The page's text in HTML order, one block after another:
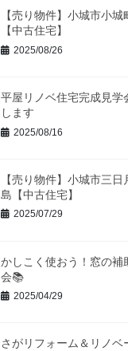
【売り物件】小城市小城
【中古住宅】
2025/08/26
平屋リノベ住宅完成見学
します
2025/08/16
【売り物件】小城市三日
島【中古住宅】
2025/07/29
かしこく使おう！窓の補
会📚
2025/04/29
さがリフォーム＆リノベ